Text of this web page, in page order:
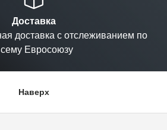
Доставка
доставка с отслеживанием по
Евросоюзу
Наверх